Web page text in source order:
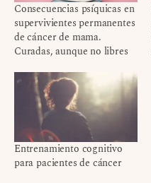
Consecuencias psíquicas en
supervivientes permanentes
de cáncer de mama.
Curadas, aunque no libres
Entrenamiento cognitivo
para pacientes de cáncer